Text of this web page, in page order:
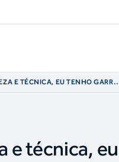
E TÉCNICA, EU TENHO
e técnica,